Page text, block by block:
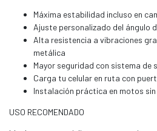
Máxima estabilidad incluso en
Ajuste personalizado del ángulo
Alta resistencia a vibraciones
metálica
Mayor seguridad con sistema de
Carga tu celular en ruta con
Instalación práctica en motos
USO RECOMENDADO